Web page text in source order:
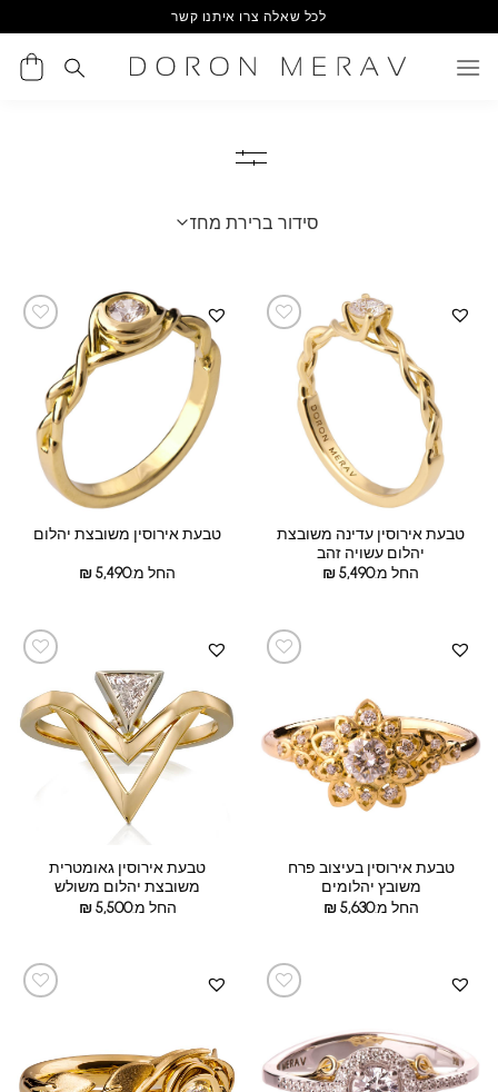
to
content
לכל שאלה צרו איתנו קשר
טבעת אירוסין עדינה משובצת
יהלום עשויה זהב
החל מ:
₪5,490
טבעת אירוסין משובצת יהלום
החל מ: ₪5,490
טבעת אירוסין בעיצוב פרח
משובץ יהלומים
החל מ:
₪5,630
טבעת אירוסין גאומטרית
משובצת יהלום משולש
החל מ:
₪5,500